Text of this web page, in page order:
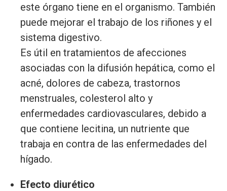
este órgano tiene en el organismo. También
puede mejorar el trabajo de los riñones y el
sistema digestivo.
Es útil en tratamientos de afecciones
asociadas con la difusión hepática, como el
acné, dolores de cabeza, trastornos
menstruales, colesterol alto y
enfermedades cardiovasculares, debido a
que contiene lecitina, un nutriente que
trabaja en contra de las enfermedades del
hígado.
Efecto diurético